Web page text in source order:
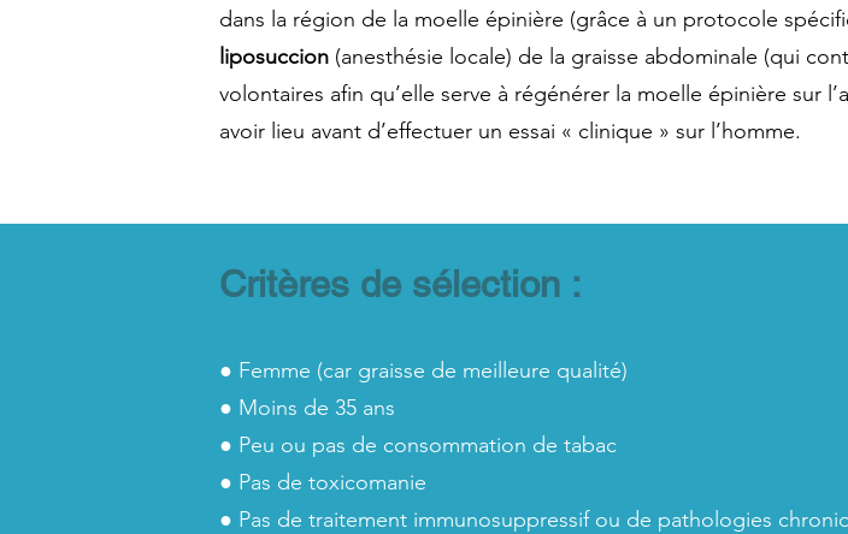
dans la région de la moelle épinière (grâce à un protocole
liposuccion (anesthésie locale) de la graisse abdominale (qui
volontaires afin qu’elle serve à régénérer la moelle épinière sur
avoir lieu avant d’effectuer un essai « clinique » sur l’homme.
Critères de sélection :
● Femme (car graisse de meilleure qualité)
● Moins de 35 ans
● Peu ou pas de consommation de tabac
● Pas de toxicomanie
● Pas de traitement immunosuppressif ou de pathologies